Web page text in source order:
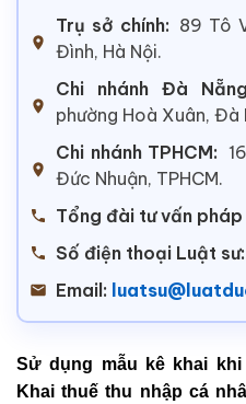
Trụ sở chính: 89 Tô
Đình, Hà Nội.
Chi nhánh Đà
phường Hoà Xuân, Đà
Chi nhánh TPHCM:
Đức Nhuận, TPHCM.
Tổng đài tư vấn pháp
Số điện thoại Luật sư:
Email:
Sử dụng mẫu kê khai
Khai thuế thu nhập cá